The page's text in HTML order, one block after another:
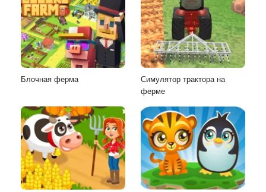
Блочная ферма
Симулятор трактора на
ферме